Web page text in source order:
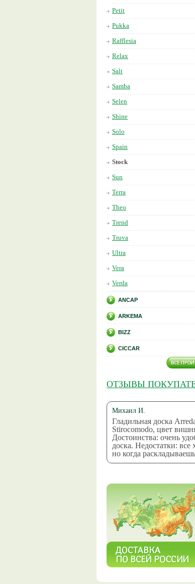
Petit
Pukka
Rafflesia
Relax
Salt
Samba
Selen
Shine
Solo
Spain
Stock
Sun
Terra
Theo
Trend
Truva
Ultra
Vera
Verda
ANCAP
ARKEMA
BIZZ
CICCAR
ОТЗЫВЫ
Михаил И.
Гладильная доска
Stirocomodo, цвет
Достоинства: очень
доска. Недостатки: все
но когда